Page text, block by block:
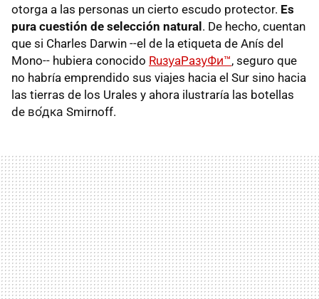
otorga a las personas un cierto escudo protector. Es
pura cuestión de selección natural. De hecho, cuentan
que si Charles Darwin --el de la etiqueta de Anís del
Mono-- hubiera conocido RuзуaPaзуФи™, seguro que
no habría emprendido sus viajes hacia el Sur sino hacia
las tierras de los Urales y ahora ilustraría las botellas
de во́дка Smirnoff.